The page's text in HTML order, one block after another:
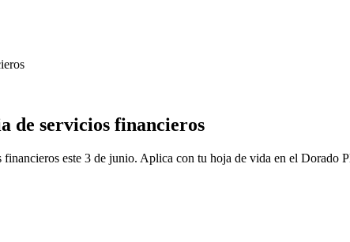
de servicios financieros
este 3 de junio. Aplica con tu hoja de vida en el Dorado